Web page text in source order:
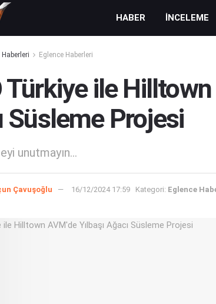
HABER İNCELEME
Eglence Haberleri
Türkiye ile Hilltown
Süsleme Projesi
unutmayın...
Çavuşoğlu 16/12/2024 17:59 Kategori: Eglence